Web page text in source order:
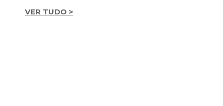
VER TUDO >